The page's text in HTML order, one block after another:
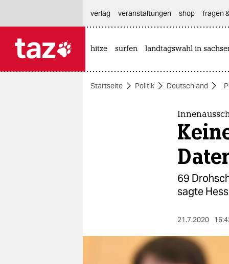
themen
verlag
veranstaltungen shop fragen
hitze surfen landtagswahl in
Startseite Politik Deutschland
69
sagte
21.7.2020